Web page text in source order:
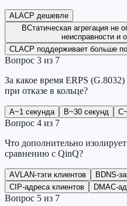
A LACP дешевле
BСтатическая агрегация не
неисправности и
C LACP поддерживает больше
Вопрос 3 из 7
За какое время ERPS
при отказе в кольце?
A~1 секунда B~30 секунд C
Вопрос 4 из 7
Что дополнительно
сравнению с QinQ?
AVLAN-тэги клиентов B DNS-
C IP-адреса клиентов DMAC-
Вопрос 5 из 7